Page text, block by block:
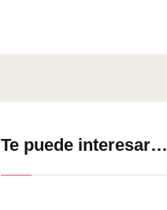
Te puede interesar…